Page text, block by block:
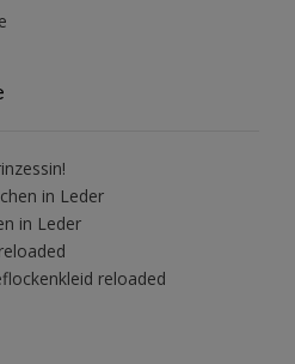
in Leder
in Leder
reloaded